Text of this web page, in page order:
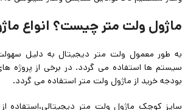
ماژول ولت متر چیست؟ انواع
به طور معمول ولت متر دیجیتال به دلیل
سیستم ها استفاده می گردد. در برخی از پروژه
بودجه خرید از ماژول ولت متر استفاده می گردد.
سایز کوچک ماژول ولت متر دیجیتالی،استفاده از